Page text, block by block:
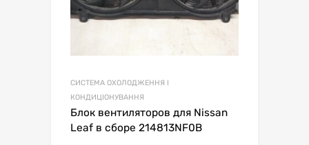
СИСТЕМА ОХОЛОДЖЕННЯ І
КОНДИЦІОНУВАННЯ
Блок вентиляторов для Nissan
Leaf в сборе 214813NF0B